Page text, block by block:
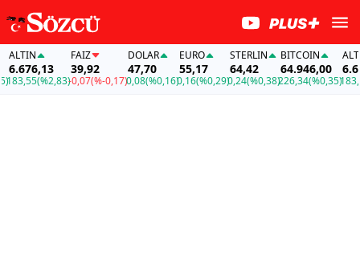
(%2,83)
FAİZ
39,92
-0,07(%-0,17)
DOLAR
47,70
0,08(%0,16)
EURO
55,17
0,16(%0,29)
STERLIN
64,42
0,24(%0,38)
BITCOIN
64.946,00
226,34(%0,35)
ALTIN
183,55